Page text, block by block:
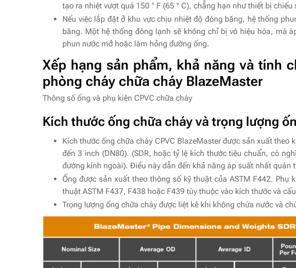
tạo ra nhiệt vượt quá 150 ° F (65 ° C), chẳng hạn như thiết bị
Nếu việc lắp đặt ở khu vực chịu nhiệt độ đóng băng, hệ thống
băng. Một hệ thống đông lạnh sẽ không chỉ bị vô hiệu hóa, mà
phun nước mở hoặc làm hỏng đường ống.
Xếp hạng sản phẩm, khả năng và tính
phòng cháy chữa cháy BlazeMaster
Thông số ống và phụ kiện CPVC chữa cháy
Kích thước ống chữa cháy và trọng lượng
Kích thước ống chữa cháy CPVC BlazeMaster được sản xuất theo
đến 3 inch (DN80). (SDR, hoặc tỷ lệ kích thước tiêu chuẩn, có
đường kính ngoài). Điều này dẫn đến khả năng áp suất nhất quán
Ống được sản xuất theo thông số kỹ thuật của ASTM F442. Phụ
thuật ASTM F437, F438 hoặc F439 tùy thuộc vào kích thước và
Trọng lượng ống chữa cháy được liệt kê khi không chứa nước và